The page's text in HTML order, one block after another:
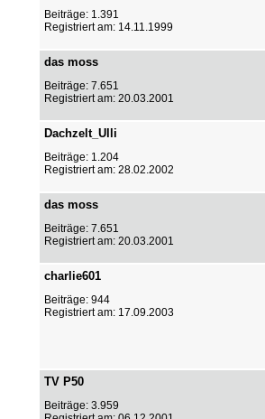
Beiträge: 1.391
Registriert am: 14.11.1999
das moss
Beiträge: 7.651
Registriert am: 20.03.2001
Dachzelt_Ulli
Beiträge: 1.204
Registriert am: 28.02.2002
das moss
Beiträge: 7.651
Registriert am: 20.03.2001
charlie601
Beiträge: 944
Registriert am: 17.09.2003
TV P50
Beiträge: 3.959